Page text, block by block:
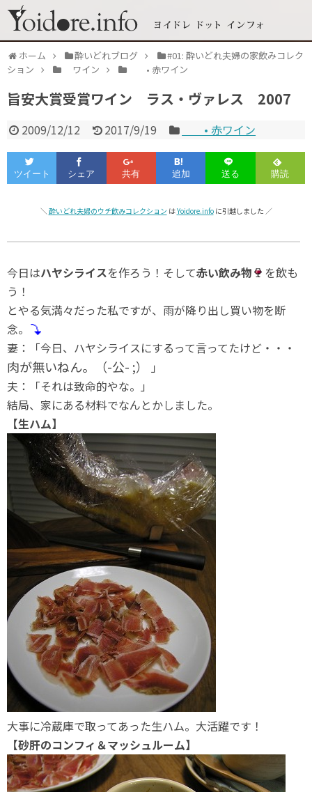
ホーム 酔いどれブログ
#01: 酔いどれ夫婦の家飲みコレク
ション
ワイン • 赤ワイン
旨安大賞受賞ワイン ラス・ヴァレス 2007
2009/12/12 2017/9/19 • 赤ワイン
＼ 酔いどれ夫婦のウチ飲みコレクション はYoidore.infoに引越しました ／
今日はハヤシライスを作ろう！そして赤い飲み物
を飲も
う！
とやる気満々だった私ですが、雨が降り出し買い物を断
念。
妻：「今日、ハヤシライスにするって言ってたけど・・・
肉が無いねん。（-公- ;）
」
夫：「それは致命的やな。」
結局、家にある材料でなんとかしました。
【生ハム】
大事に冷蔵庫で取ってあった生ハム。大活躍です！
【砂肝のコンフィ＆マッシュルーム】